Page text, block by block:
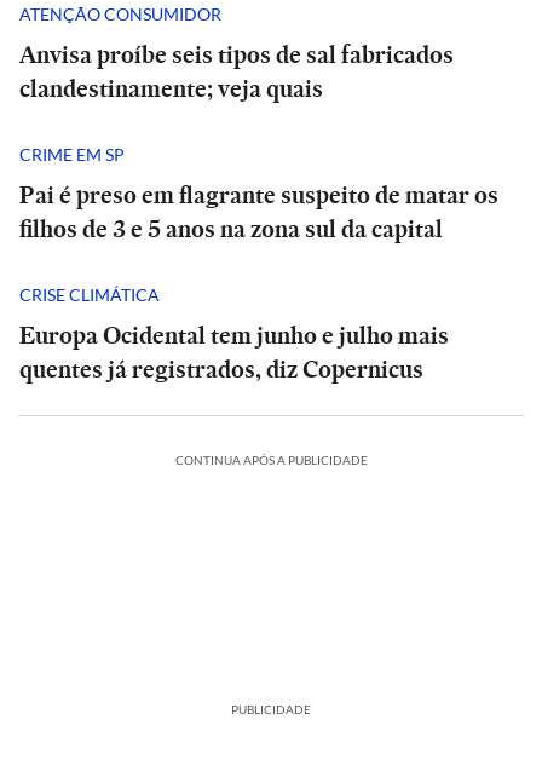
ATENÇÃO CONSUMIDOR
Anvisa proíbe seis tipos de sal fabricados
clandestinamente; veja quais
CRIME EM SP
Pai é preso em flagrante suspeito de matar os
filhos de 3 e 5 anos na zona sul da capital
CRISE CLIMÁTICA
Europa Ocidental tem junho e julho mais
quentes já registrados, diz Copernicus
CONTINUA APÓS A PUBLICIDADE
PUBLICIDADE